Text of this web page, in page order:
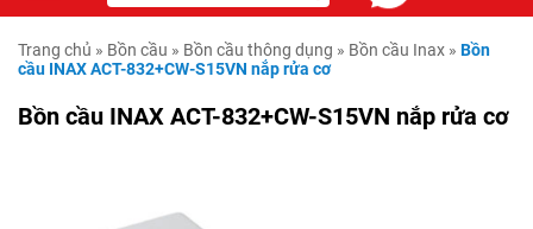
Trang chủ » Bồn cầu » Bồn cầu thông dụng » Bồn cầu Inax » Bồn
cầu INAX ACT-832+CW-S15VN nắp rửa cơ
Bồn cầu INAX ACT-832+CW-S15VN nắp rửa cơ